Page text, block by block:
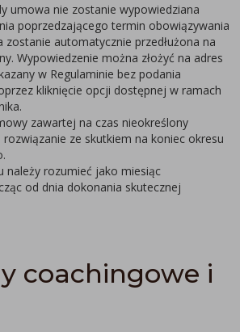
umowa nie zostanie wypowiedziana
poprzedzającego termin obowiązywania
automatycznie przedłużona na
Wypowiedzenie można złożyć na adres
w Regulaminie bez podania
kliknięcie opcji dostępnej w ramach
zawartej na czas nieokreślony
ze skutkiem na koniec okresu
należy rozumieć jako miesiąc
od dnia dokonania skutecznej
coachingowe i